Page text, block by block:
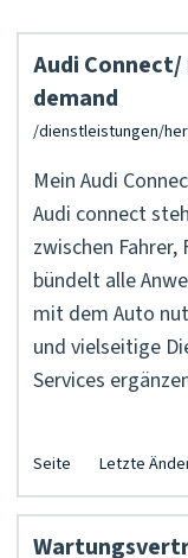
Audi
demand
Mein Audi
Audi connect
zwischen
bündelt alle
mit dem Auto
und vielseitige
Services
Seite Letzte